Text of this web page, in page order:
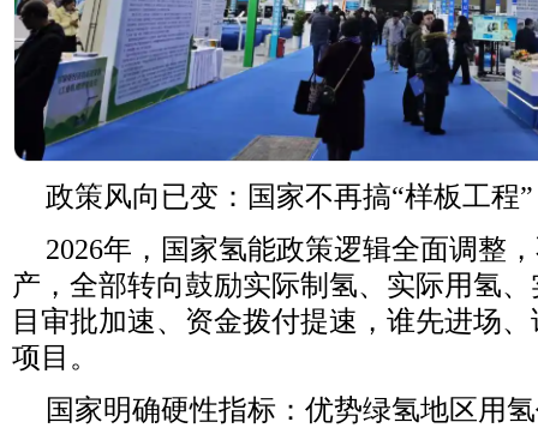
政策风向已变：国家不再搞“样板工程
2026年，国家氢能政策逻辑全面调整
产，全部转向鼓励实际制氢、实际用氢
目审批加速、资金拨付提速，谁先进场
项目。
国家明确硬性指标：优势绿氢地区用